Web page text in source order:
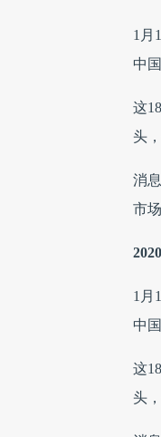
1月
中
这
头
消
市
1月
中
这
头